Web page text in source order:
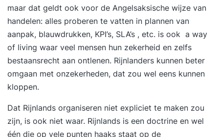
geïnteresseerd in de wijze waarop u ontwerpen
moet maken van Data Warehouses
(stermodelleren) en welke technieken u ter
beschikking staan? Schrijf u dan in voor de
cursus Business Intelligence & Data Warehouse
Concepten. DoelgroepDeze cursus is bedoeld
voor iedereen die vanuit zijn of haar rol en
verantwoordelijkheid in de organisatie te maken
heeft met de totstandkoming van stuurinformatie,
in projectvorm of in een bestaande organisatie
(beheer). U kunt hierbij denken aan analisten die
maar dat geldt ook voor de Angelsaksische wijze van
handelen: alles proberen te vatten in plannen van
aanpak, blauwdrukken, KPI’s, SLA’s , etc. is ook a way
of living waar veel mensen hun zekerheid en zelfs
bestaansrecht aan ontlenen. Rijnlanders kunnen beter
omgaan met onzekerheden, dat zou wel eens kunnen
kloppen.
Dat Rijnlands organiseren niet expliciet te maken zou
zijn, is ook niet waar. Rijnlands is een doctrine en wel
één die op vele punten haaks staat op de